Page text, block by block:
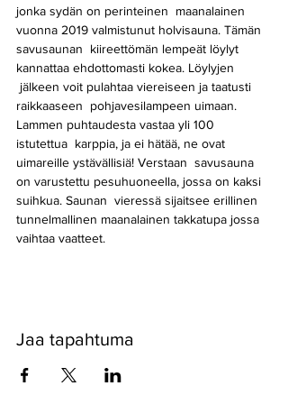
jonka sydän on perinteinen  maanalainen
vuonna 2019 valmistunut holvisauna. Tämän
savusaunan  kiireettömän lempeät löylyt
kannattaa ehdottomasti kokea. Löylyjen
jälkeen voit pulahtaa viereiseen ja taatusti
raikkaaseen  pohjavesilampeen uimaan.
Lammen puhtaudesta vastaa yli 100
istutettua  karppia, ja ei hätää, ne ovat
uimareille ystävällisiä! Verstaan  savusauna
on varustettu pesuhuoneella, jossa on kaksi
suihkua. Saunan  vieressä sijaitsee erillinen
tunnelmallinen maanalainen takkatupa jossa
vaihtaa vaatteet.
Jaa tapahtuma